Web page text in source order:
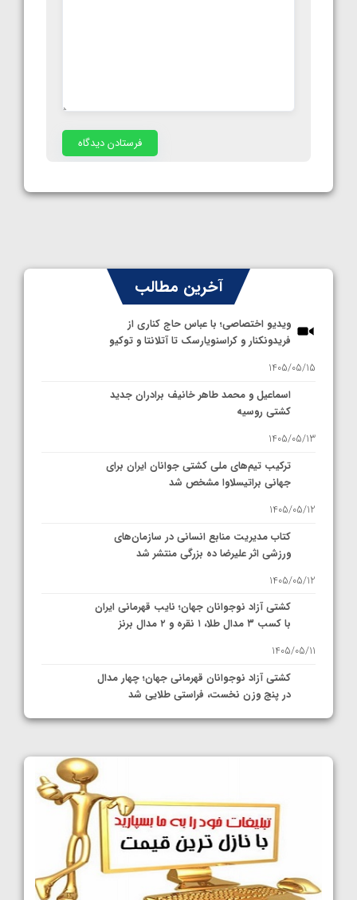
آخرین مطالب
ویدیو اختصاصی؛ با عباس حاج کناری از
فریدونکنار و کراسنویارسک تا آتلانتا و توکیو
1405/05/15
اسماعیل و محمد طاهر خانیف برادران جدید
کشتی روسیه
1405/05/13
ترکیب تیم‌های ملی کشتی جوانان ایران برای
جهانی براتیسلاوا مشخص شد
1405/05/12
کتاب مدیریت منابع انسانی در سازمان‌های
ورزشی اثر علیرضا ده بزرگی منتشر شد
1405/05/12
کشتی آزاد نوجوانان جهان؛ نایب قهرمانی ایران
با کسب ۳ مدال طلا، ۱ نقره و ۲ مدال برنز
1405/05/11
کشتی آزاد نوجوانان قهرمانی جهان؛ چهار مدال
در پنج وزن نخست، فراستی طلایی شد
1405/05/11
کشتی آزاد نوجوانان جهان؛ رقبای نمایندگان
ایران مشخص شدند
1405/05/08
کشتی فرنگی نوجوانان جهان؛ سکوی تیمی